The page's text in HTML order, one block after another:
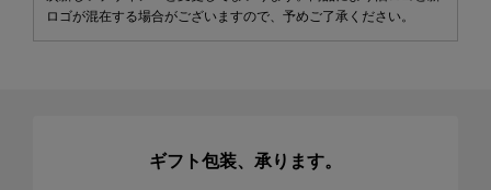
ロゴが混在する場合がございますので、予めご了承ください。
ギフト包装、承ります。